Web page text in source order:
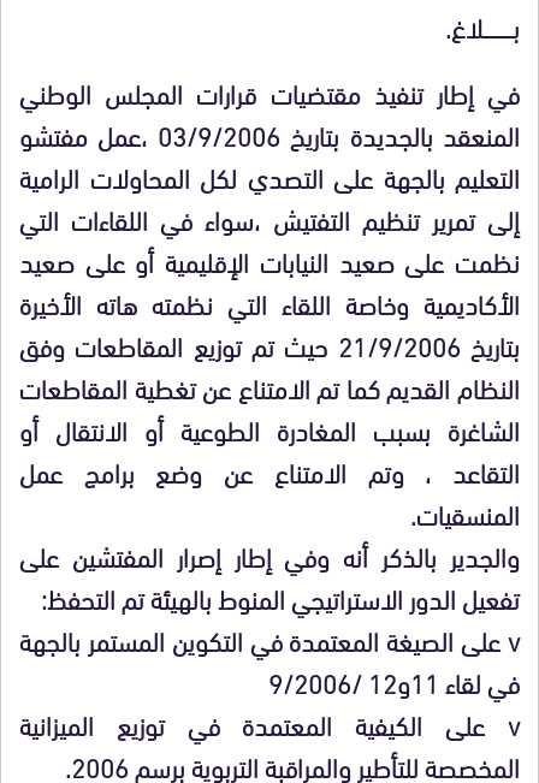
بــــــــــــلاغ.
في إطار تنفيذ مقتضيات قرارات المجلس الوطني
المنعقد بالجديدة بتاريخ 03/9/2006 ،عمل مفتشو
التعليم بالجهة على التصدي لكل المحاولات الرامية
إلى تمرير تنظيم التفتيش ،سواء في اللقاءات التي
نظمت على صعيد النيابات الإقليمية أو على صعيد
الأكاديمية وخاصة اللقاء التي نظمته هاته الأخيرة
بتاريخ 21/9/2006 حيث تم توزيع المقاطعات وفق
النظام القديم كما تم الامتناع عن تغطية المقاطعات
الشاغرة بسبب المغادرة الطوعية أو الانتقال أو
التقاعد ، وتم الامتناع عن وضع برامج عمل
المنسقيات.
والجدير بالذكر أنه وفي إطار إصرار المفتشين على
تفعيل الدور الاستراتيجي المنوط بالهيئة تم التحفظ:
vعلى الصيغة المعتمدة في التكوين المستمر بالجهة
في لقاء 11و12 /9/2006
v على الكيفية المعتمدة في توزيع الميزانية
المخصصة للتأطير والمراقبة التربوية برسم 2006.